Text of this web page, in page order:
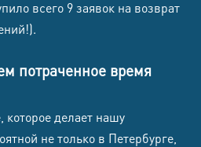
всего 9 заявок на возврат
потраченное время
которое делает нашу
не только в Петербурге,